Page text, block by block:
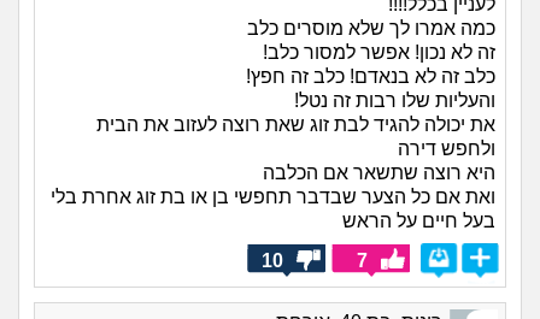
כמה אמרו לך שלא מוסרים כלב
זה לא נכון! אפשר למסור כלב!
כלב זה לא בנאדם! כלב זה חפץ!
והעליות שלו רבות זה נטל!
את יכולה להגיד לבת זוג שאת רוצה לעזוב את הבית
ולחפש דירה
היא רוצה שתשאר אם הכלבה
ואת אם כל הצער שבדבר תחפשי בן או בת זוג אחרת בלי
בעל חיים על הראש
7
10